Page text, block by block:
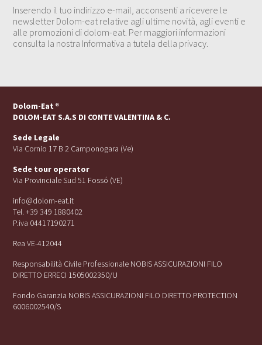
Inserendo il tuo indirizzo e-mail, acconsenti a ricevere le
newsletter Dolom-eat relative agli ultime novità, agli eventi e
alle promozioni di dolom-eat. Per maggiori informazioni
consulta la nostra Informativa a tutela della privacy.
Dolom-Eat ®
DOLOM-EAT S.A.S DI CONTE VALENTINA & C.
Sede Legale
Via Cornio 17 B 2 Camponogara (Ve)
Sede tour operator
Via Provinciale Sud 51 Fossó (VE)
info@dolom-eat.it
Tel. +39 349 1880402
P.iva 04417190271
Rea VE-412044
Responsabilità Civile Professionale NOBIS ASSICURAZIONI FILO
DIRETTO ERRECI 1505002350/U
Fondo Garanzia NOBIS ASSICURAZIONI FILO DIRETTO PROTECTION
6006002540/S